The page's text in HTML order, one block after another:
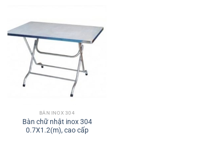
BÀN INOX 304
Bàn chữ nhật inox 304
0.7X1.2(m), cao cấp